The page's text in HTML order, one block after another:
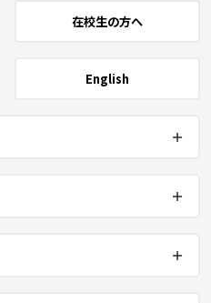
在校生の方へ
English